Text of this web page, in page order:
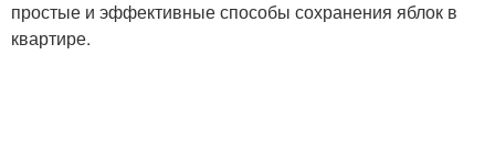
простые и эффективные способы сохранения яблок в
квартире.